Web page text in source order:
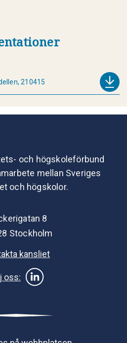
210415
och högskoleförbund
mellan Sveriges
och högskolor.
8
Stockholm
kansliet
oss: